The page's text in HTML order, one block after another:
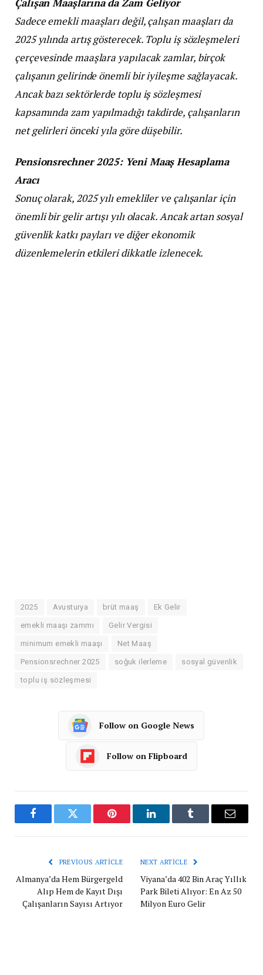
Sadece emekli maaşları değil, çalışan maaşları da
2025 yılında artış gösterecek. Toplu iş sözleşmeleri
çerçevesinde maaşlara yapılacak zamlar, birçok
çalışanın gelirinde önemli bir iyileşme sağlayacak.
Ancak bazı sektörlerde toplu iş sözleşmesi
kapsamında zam yapılmadığı takdirde, çalışanların
net gelirleri önceki yıla göre düşebilir.
Pensionsrechner 2025: Yeni Maaş Hesaplama
Aracı
Sonuç olarak, 2025 yılı emekliler ve çalışanlar için
önemli bir gelir artışı yılı olacak. Ancak artan sosyal
güvenlik katkı payları ve diğer ekonomik
düzenlemelerin etkileri dikkatle izlenecek.
2025 Avusturya brüt maaş Ek Gelir
emekli maaşı zammı Gelir Vergisi
minimum emekli maaşı Net Maaş
Pensionsrechner 2025 soğuk ilerleme sosyal güvenlik
toplu iş sözleşmesi
Follow on Google News
Follow on Flipboard
FacebookTwitter Pinterest LinkedInTumblr Email
PREVIOUS ARTICLE
Almanya’da Hem Bürgergeld
Alıp Hem de Kayıt Dışı
Çalışanların Sayısı Artıyor
NEXT ARTICLE
Viyana’da 402 Bin Araç Yıllık
Park Bileti Alıyor: En Az 50
Milyon Euro Gelir